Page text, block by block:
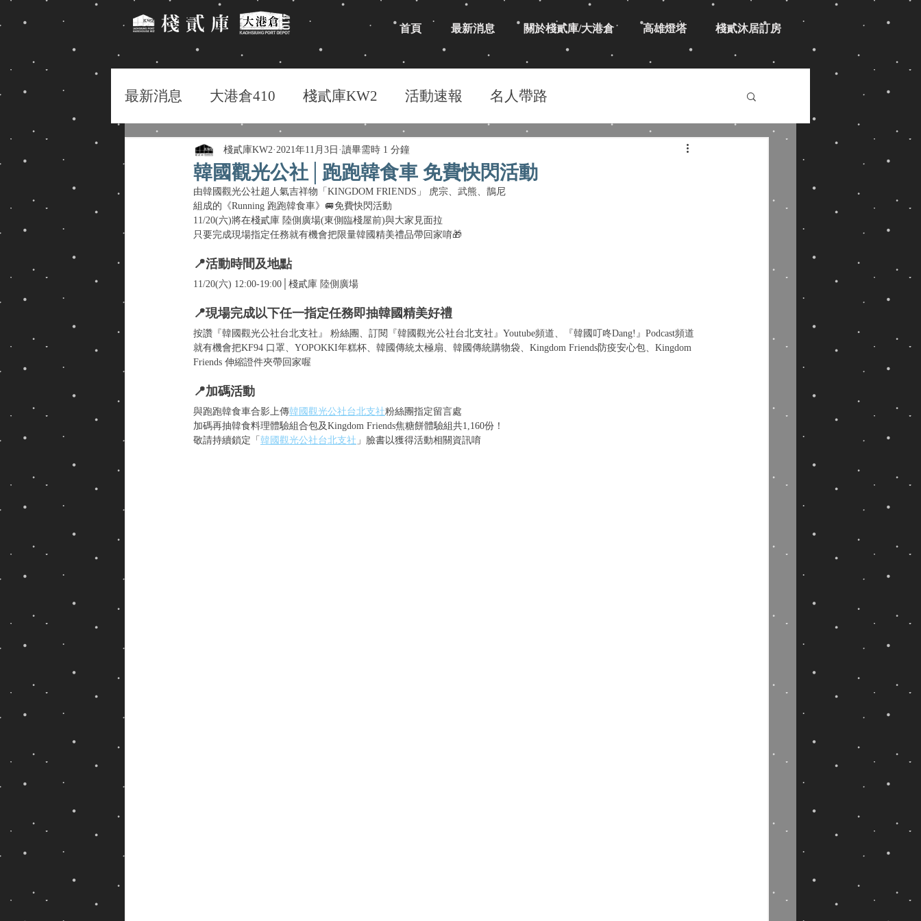
首頁 最新消息 關於棧貳庫/大港倉 高雄燈塔 棧貳沐居訂房
最新消息 大港倉410 棧貳庫KW2 活動速報 名人帶路
韓國觀光公社│跑跑韓食車 免費快閃活動
棧貳庫KW2 2021年11月3日 讀畢需時 1 分鐘
由韓國觀光公社超人氣吉祥物「KINGDOM FRIENDS」 虎宗、武熊、鵲尼
組成的《Running 跑跑韓食車》🚐免費快閃活動
11/20(六)將在棧貳庫 陸側廣場(東側臨棧屋前)與大家見面拉
只要完成現場指定任務就有機會把限量韓國精美禮品帶回家唷🎁
📍活動時間及地點
11/20(六) 12:00-19:00│棧貳庫 陸側廣場
📍現場完成以下任一指定任務即抽韓國精美好禮
按讚『韓國觀光公社台北支社』 粉絲團、訂閱『韓國觀光公社台北支社』Youtube頻道、『韓國叮咚Dang!』Podcast頻道
就有機會把KF94 口罩、YOPOKKI年糕杯、韓國傳統太極扇、韓國傳統購物袋、Kingdom Friends防疫安心包、Kingdom
Friends 伸縮證件夾帶回家喔
📍加碼活動
與跑跑韓食車合影上傳韓國觀光公社台北支社粉絲團指定留言處
加碼再抽韓食料理體驗組合包及Kingdom Friends焦糖餅體驗組共1,160份！
敬請持續鎖定「 韓國觀光公社台北支社 」臉書以獲得活動相關資訊唷